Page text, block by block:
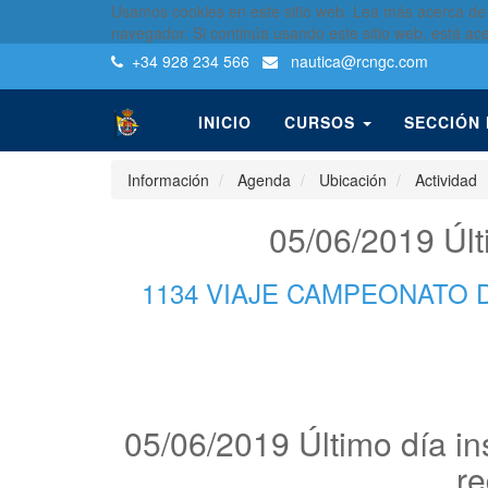
Usamos cookies en este sitio web. Lea más acerca
navegador. Si continúa usando este sitio web, está
+34 928 234 566
nautica@rcngc.com
INICIO CURSOS SECCIÓN
Información Agenda Ubicación Actividad
05/06/2019
1134 VIAJE CAMPEONATO
05/06/2019 Último día